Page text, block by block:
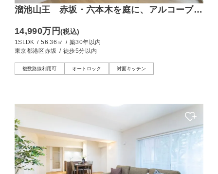
溜池山王 赤坂・六本木を庭に、アルコーブが
14,990万円(税込)
1SLDK / 56.36㎡ / 築30年以内
東京都港区赤坂 / 徒歩5分以内
複数路線利用可 オートロック 対面キッチン